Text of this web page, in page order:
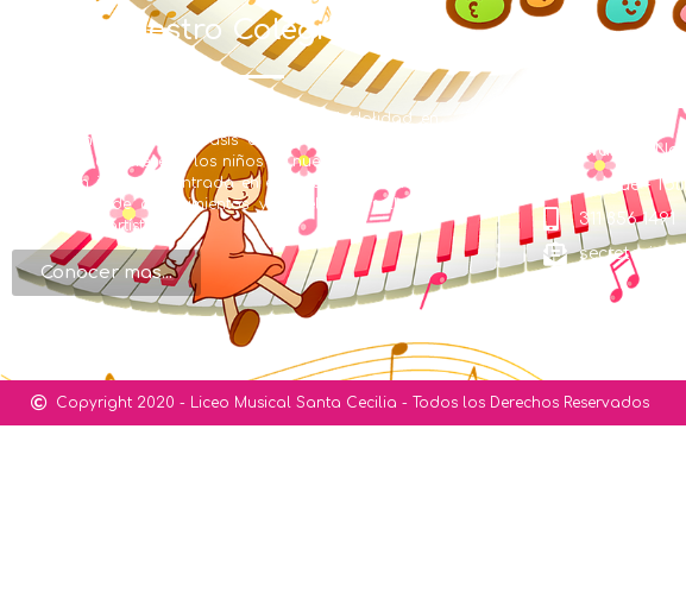
Nuestro Colegio
EL LICEO MUSICAL SANTA CECILIA con Modalidad en
Educación Musical y énfasis en inglés se creó en la
búsqueda de ofrecer a los niños de nuestra región una
formación integral, centrada en el desarrollo humano,
de valores, de conocimientos y en el desarrollo de
habilidades artísticas.
Conocer mas...
Cra. 48S
Ibagué -
311 856 1491
Copyright 2020 - Liceo Musical Santa Cecilia - Todos los Derechos Reservados